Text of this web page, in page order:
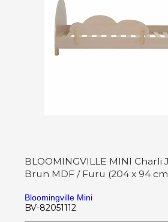
BLOOMINGVILLE MINI Charli
Brun MDF / Furu (204 x 94
Bloomingville Mini
BV-82051112